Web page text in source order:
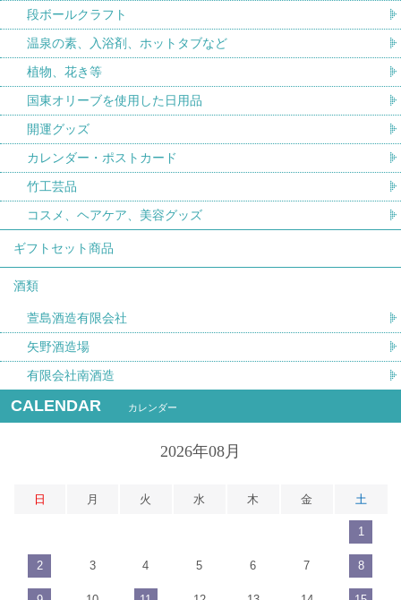
段ボールクラフト
温泉の素、入浴剤、ホットタブなど
植物、花き等
国東オリーブを使用した日用品
開運グッズ
カレンダー・ポストカード
竹工芸品
コスメ、ヘアケア、美容グッズ
ギフトセット商品
酒類
萱島酒造有限会社
矢野酒造場
有限会社南酒造
CALENDAR カレンダー
2026年08月
日 月 火 水 木 金 土
1
2 3 4 5 6 7 8